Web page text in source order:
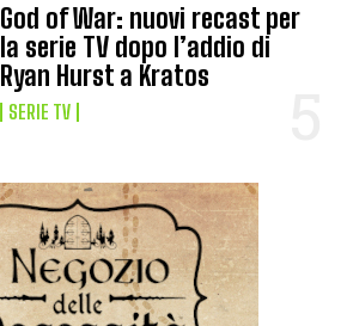
God of War: nuovi recast per
la serie TV dopo l’addio di
Ryan Hurst a Kratos
SERIE TV